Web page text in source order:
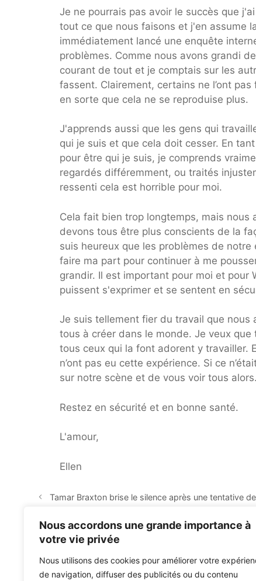
Nous accordons une grande importance à
votre vie privée
Nous utilisons des cookies pour améliorer votre
de navigation, diffuser des publicités ou du contenu
Je ne pourrais pas avoir le succès que
tout ce que nous faisons et j'en assume
immédiatement lancé une enquête
problèmes. Comme nous avons grandi
courant de tout et je comptais sur les
fassent. Clairement, certains ne l’ont
en sorte que cela ne se reproduise plus.
J'apprends aussi que les gens qui
qui je suis et que cela doit cesser. En
pour être qui je suis, je comprends
regardés différemment, ou traités
ressenti cela est horrible pour moi.
Cela fait bien trop longtemps, mais nous
devons tous être plus conscients de la
suis heureux que les problèmes de
faire ma part pour continuer à me
grandir. Il est important pour moi et pour
puissent s'exprimer et se sentent en
Je suis tellement fier du travail que
tous à créer dans le monde. Je veux
tous ceux qui la font adorent y travailler.
n’ont pas eu cette expérience. Si ce
sur notre scène et de vous voir tous alors.
Restez en sécurité et en bonne santé.
L'amour,
Ellen
Tamar Braxton brise le silence après une tentative